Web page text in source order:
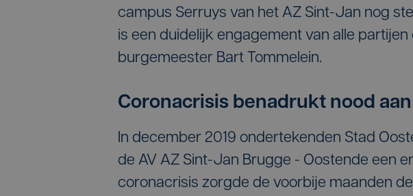
campus Serruys van het AZ Sint-Jan nog
is een duidelijk engagement van alle
burgemeester Bart Tommelein.
Coronacrisis benadrukt nood
In december 2019 ondertekenden Stad
de AV AZ Sint-Jan Brugge - Oostende een
coronacrisis zorgde de voorbije maanden